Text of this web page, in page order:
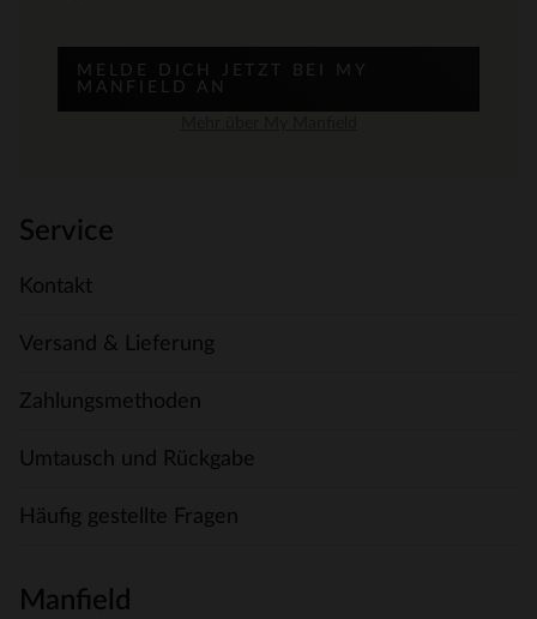
MELDE DICH JETZT BEI MY
MANFIELD AN
Service
Kontakt
Versand & Lieferung
Zahlungsmethoden
Umtausch und Rückgabe
Häufig gestellte Fragen
Manfield